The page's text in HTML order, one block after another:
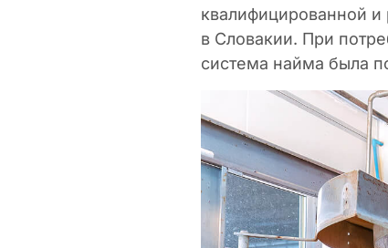
квалифицированной
в Словакии. При
система найма была